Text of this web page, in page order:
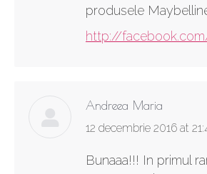
produsele
http://
Andreea Maria
says:
12 decembrie 2016 at
Bunaaa!!! In primul